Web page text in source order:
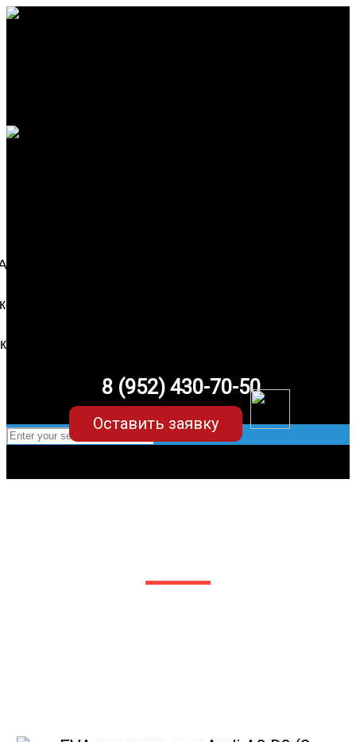
8 (952) 430-70-50
Оставить заявку